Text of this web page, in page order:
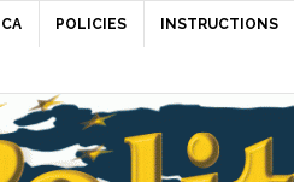
POLICIES INSTRUCTIONS